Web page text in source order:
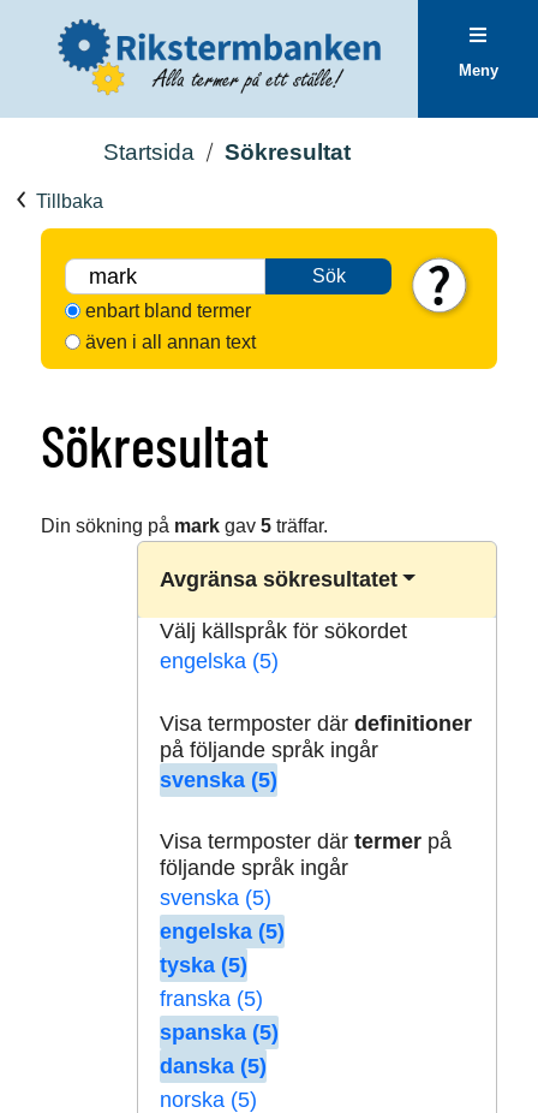
Meny
Startsida Sökresultat
Tillbaka
Sök
enbart bland termer
även i all annan text
Sökresultat
Din sökning på markgav 5träffar.
Avgränsa sökresultatet
Välj källspråk för sökordet
engelska (5)
Visa termposter där definitioner
på följande språk ingår
svenska (5)
Visa termposter där termerpå
följande språk ingår
svenska (5)
engelska (5)
tyska (5)
franska (5)
spanska (5)
danska (5)
norska (5)